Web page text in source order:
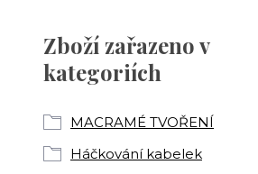
Zboží zařazeno v
kategoriích
MACRAMÉ TVOŘENÍ
Háčkování kabelek